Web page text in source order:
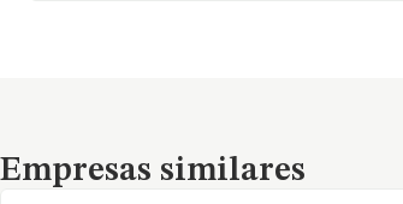
Empresas similares
Empresas similares